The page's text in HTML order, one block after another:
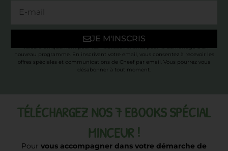
JE M'INSCRIS
* Valable uniquement pour les nouveaux clients, pour le démarrage d’un
nouveau programme. En inscrivant votre email, vous consentez à recevoir les
offres spéciales et communications de Cheef par email. Vous pourrez vous
désabonner à tout moment.
TÉLÉCHARGEZ NOS 7 EBOOKS SPÉCIAL
MINCEUR !
Pour vous accompagner dans votre démarche de